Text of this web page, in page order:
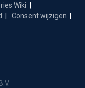
Wiki
Consent wijzigen